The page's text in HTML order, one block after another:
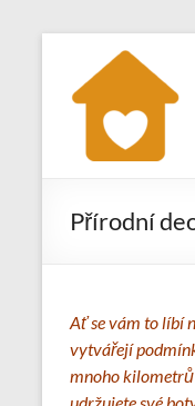
content
Přírodní
Ať se vám to líbí
vytvářejí
mnoho kilometrů